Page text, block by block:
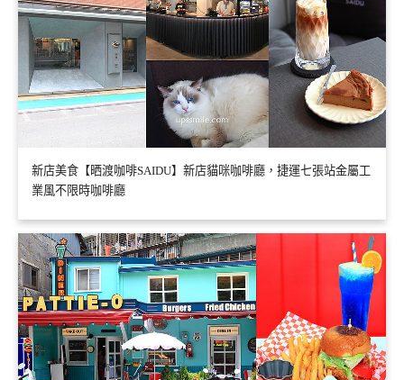
新店美食【晒渡咖啡SAIDU】新店貓咪咖啡廳，捷運七張站金屬工
業風不限時咖啡廳